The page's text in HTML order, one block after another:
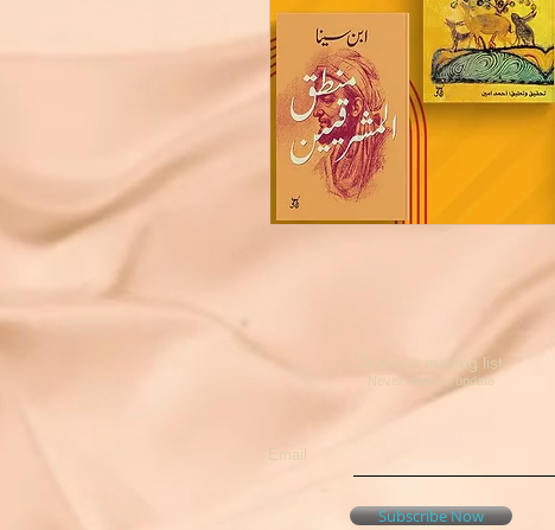
Join our mailing list
Never miss an update
Email
Subscribe Now